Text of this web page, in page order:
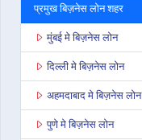
प्रमुख बिज़नेस लोन शहर
मुंबई मे बिज़नेस लोन
दिल्ली मे बिज़नेस लोन
अहमदाबाद मे बिज़नेस लोन
पुणे मे बिज़नेस लोन